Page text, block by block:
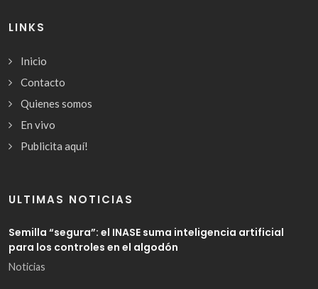
LINKS
Inicio
Contacto
Quienes somos
En vivo
Publicita aquí!
ULTIMAS NOTICIAS
Semilla “segura”: el INASE suma inteligencia artificial
para los controles en el algodón
Noticias